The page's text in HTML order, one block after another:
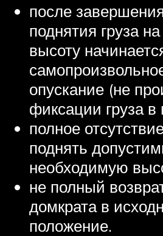
после
поднятия груза
высоту
опускание (не
фиксации груза в
полное
поднять
необходимую
не полный
домкрата в
положение.